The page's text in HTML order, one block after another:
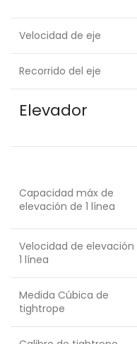
Velocidad de eje
Recorrido del eje
Elevador
Capacidad máx de
elevación de 1 línea
Velocidad de elevación
1 línea
Medida Cúbica de
tightrope